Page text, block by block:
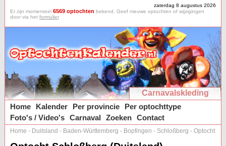
zaterdag 8 augustus 2026
Er zijn momenteel 6569 optochten bekend. Geef nieuwe optochten of wijzigingen
door via het formulier.
Carnavalskleding
Home
Kalender Per provincie
Per optochttype
Foto's / Video's Carnaval Zoeken Contact
Home - Duitsland - Baden-Württemberg - Bopfingen - Schloßberg - Optocht